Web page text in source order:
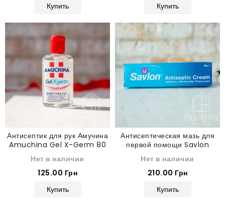
Купить
Купить
Антисептик для рук Амучина
Amuchina Gel X-Germ 80
Нет в наличии
125.00 Грн
Купить
Антисептическая мазь для
первой помощи Savlon
Нет в наличии
210.00 Грн
Купить